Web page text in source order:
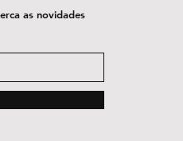
as novidades